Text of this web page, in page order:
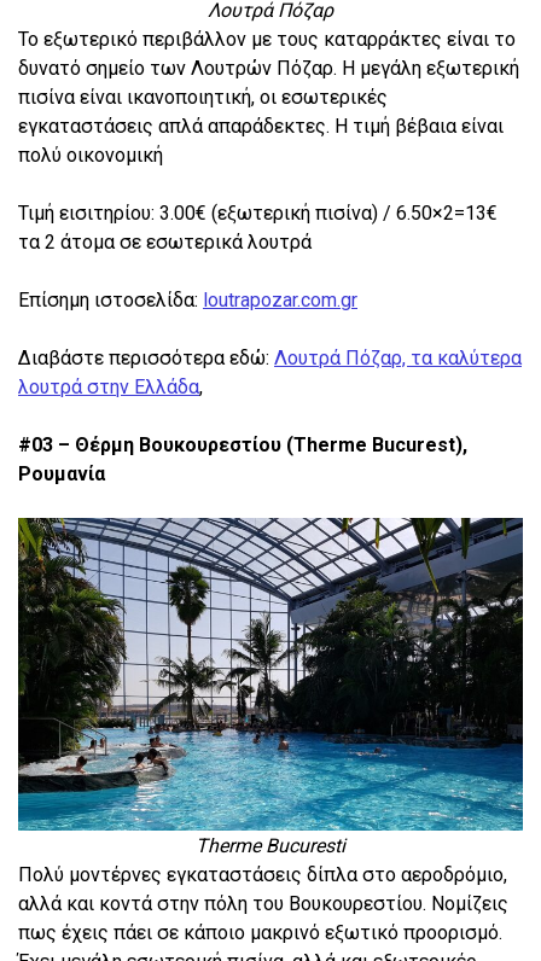
Λουτρά Πόζαρ
Το εξωτερικό περιβάλλον με τους καταρράκτες είναι το
δυνατό σημείο των Λουτρών Πόζαρ. Η μεγάλη εξωτερική
πισίνα είναι ικανοποιητική, οι εσωτερικές
εγκαταστάσεις απλά απαράδεκτες. Η τιμή βέβαια είναι
πολύ οικονομική
Τιμή εισιτηρίου: 3.00€ (εξωτερική πισίνα) / 6.50×2=13€
τα 2 άτομα σε εσωτερικά λουτρά
Επίσημη ιστοσελίδα: loutrapozar.com.gr
Διαβάστε περισσότερα εδώ: Λουτρά Πόζαρ, τα καλύτερα
λουτρά στην Ελλάδα,
#03 – Θέρμη Βουκουρεστίου (Therme Bucurest),
Ρουμανία
Therme Bucuresti
Πολύ μοντέρνες εγκαταστάσεις δίπλα στο αεροδρόμιο,
αλλά και κοντά στην πόλη του Βουκουρεστίου. Νομίζεις
πως έχεις πάει σε κάποιο μακρινό εξωτικό προορισμό.